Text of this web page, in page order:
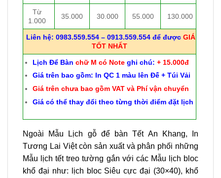
Từ
1.000
35.000 30.000 55.000 130.000
Liên hệ: 0983.559.554 – 0913.559.554 để được GIÁ
TỐT NHẤT
Lịch Để Bàn chữ M có Noteghi chú: + 15.000đ
Giá trên bao gồm: In QC 1 màu lên Đế + Túi Vải
Giá trên chưa bao gồm VAT và Phí vận chuyển
Giá có thể thay đổi theo từng thời điểm đặt lịch
Ngoài Mẫu Lịch gỗ để bàn Tết An Khang, In
Tương Lai Việt còn sản xuất và phân phối những
Mẫu lịch tết treo tường gắn với các Mẫu lịch bloc
khổ đại như: lịch bloc Siêu cực đại (30×40), khổ